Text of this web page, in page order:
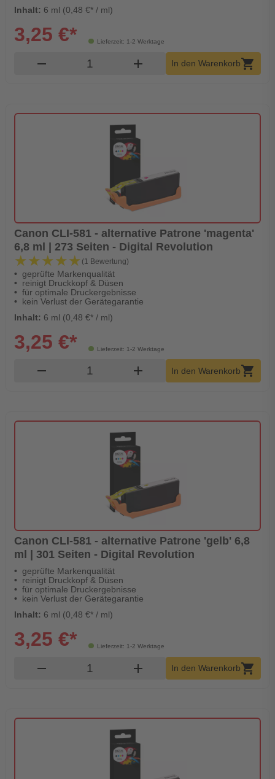
Inhalt: 6 ml (0,48 €* / ml)
Lieferzeit: 1-2 Werktage
3,25 €*
remove Produkt Warenkorb Menge
add In den Warenkorbshopping_cart
Canon CLI-581 - alternative Patrone 'magenta'
6,8 ml | 273 Seiten - Digital Revolution
★★★★★
★★★★★ (1 Bewertung)
geprüfte Markenqualität
reinigt Druckkopf & Düsen
für optimale Druckergebnisse
kein Verlust der Gerätegarantie
Inhalt: 6 ml (0,48 €* / ml)
Lieferzeit: 1-2 Werktage
3,25 €*
remove Produkt Warenkorb Menge
add In den Warenkorbshopping_cart
Canon CLI-581 - alternative Patrone 'gelb' 6,8
ml | 301 Seiten - Digital Revolution
geprüfte Markenqualität
reinigt Druckkopf & Düsen
für optimale Druckergebnisse
kein Verlust der Gerätegarantie
Inhalt: 6 ml (0,48 €* / ml)
Lieferzeit: 1-2 Werktage
3,25 €*
remove Produkt Warenkorb Menge
add In den Warenkorbshopping_cart